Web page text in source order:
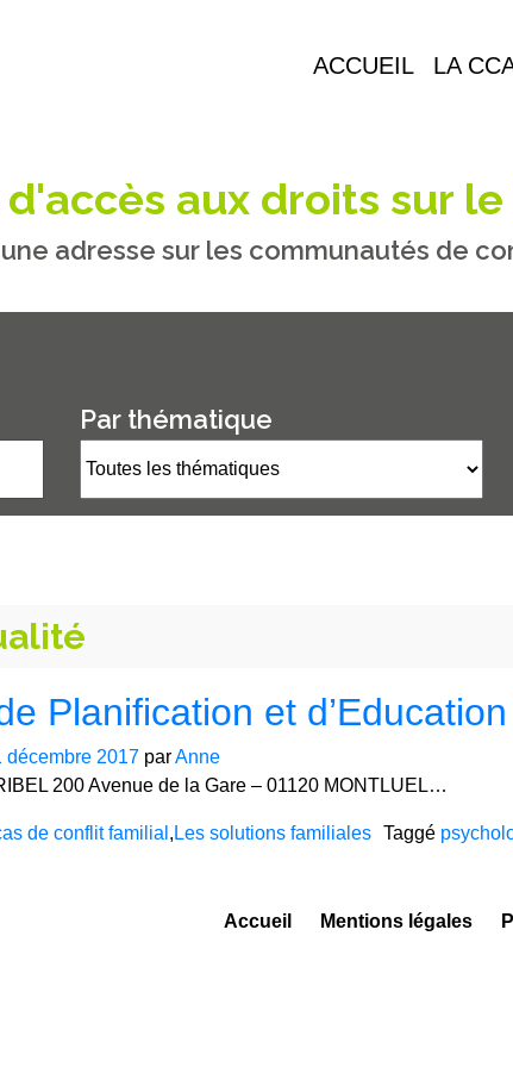
ACCUEIL LA
aux droits sur
adresse sur les communautés de
Par thématique
Planification et
décembre 2017 parAnne
200 Avenue de la Gare – 01120 MONTLUEL…
de conflit familial , Les solutions familiales Taggé
Accueil Mentions légales